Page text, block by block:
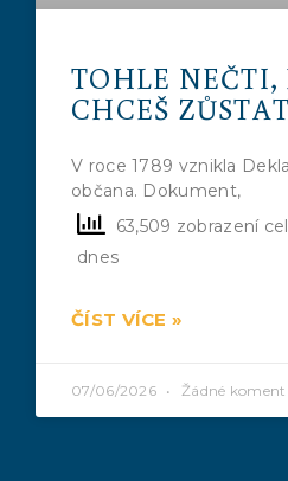
TOHLE NEČTI,
CHCEŠ
V roce 1789 vznikla
občana. Dokument,
63,509 zobrazení
dnes
ČÍST VÍCE »
07/06/2026 Žádné